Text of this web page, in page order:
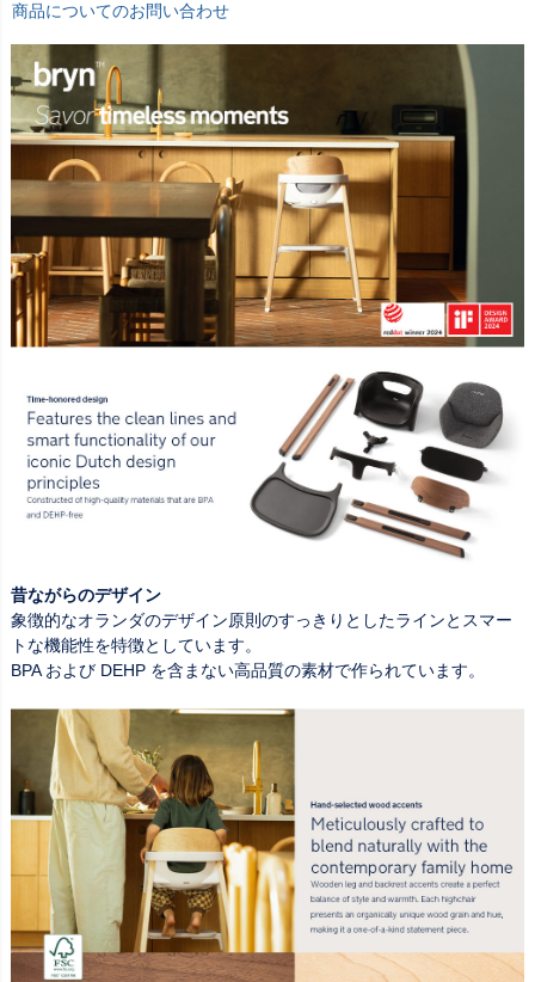
商品についてのお問い合わせ
昔ながらのデザイン
象徴的なオランダのデザイン原則のすっきりとしたラインとスマー
トな機能性を特徴としています。
BPA および DEHP を含まない高品質の素材で作られています。